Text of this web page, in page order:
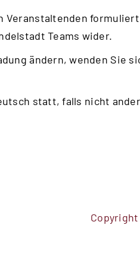
Veranstaltenden
Teams wider.
ändern, wenden Sie
statt, falls nicht
Copyright